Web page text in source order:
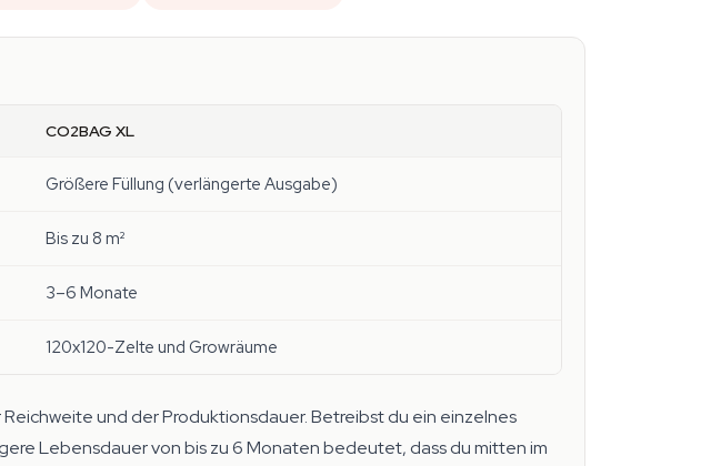
CO2BAG XL
Größere Füllung (verlängerte Ausgabe)
Bis zu 8 m²
3–6 Monate
120x120-Zelte und Growräume
und der Produktionsdauer. Betreibst du ein einzelnes
Lebensdauer von bis zu 6 Monaten bedeutet, dass du mitten im